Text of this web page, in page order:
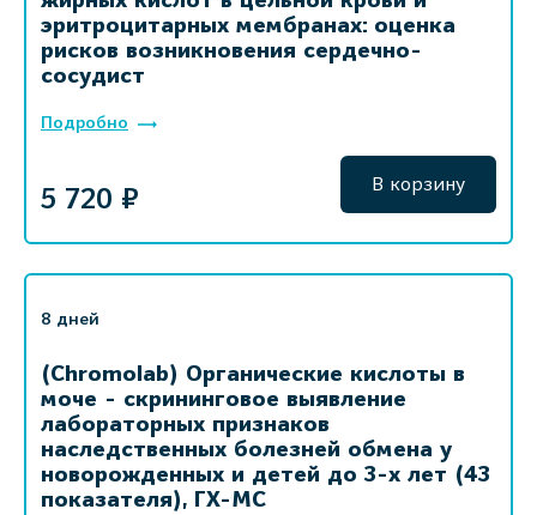
эритроцитарных мембранах: оценка
рисков возникновения сердечно-
сосудист
Подробно
5 720 ₽ В корзину
8 дней
(Chromolab) Органические кислоты в
моче - скрининговое выявление
лабораторных признаков
наследственных болезней обмена у
новорожденных и детей до 3-х лет (43
показателя), ГХ-МС